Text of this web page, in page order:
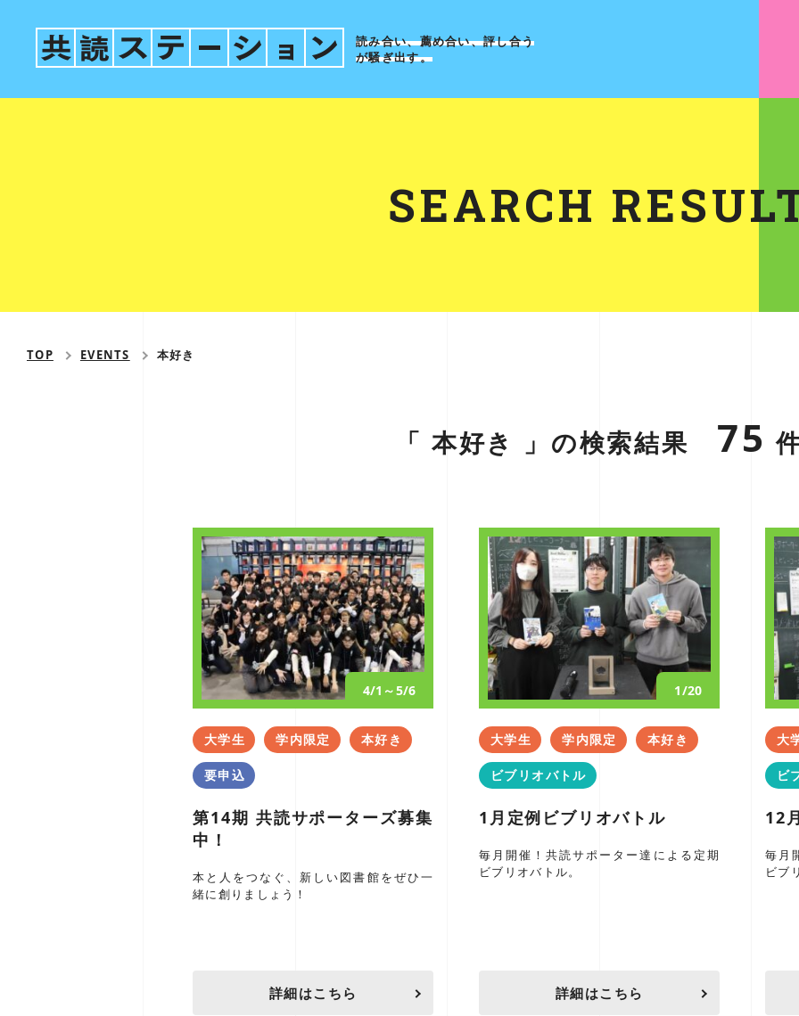
読み合い、薦め合い、評し合う
が騒ぎ出す。
SEARCH
TOP EVENTS 本好き
「 本好き 」の検索結果 75
4/1～5/6
大学生 学内限定 本好き
要申込
第14期 共読サポーターズ募集
中！
本と人をつなぐ、新しい図書館をぜひ一
緒に創りましょう！
詳細はこちら
1/20
大学生 学内限定 本好き
ビブリオバトル
1月定例ビブリオバトル
毎月開催！共読サポーター達による定期
ビブリオバトル。
詳細はこちら
大
ビ
12
毎月
ビブ